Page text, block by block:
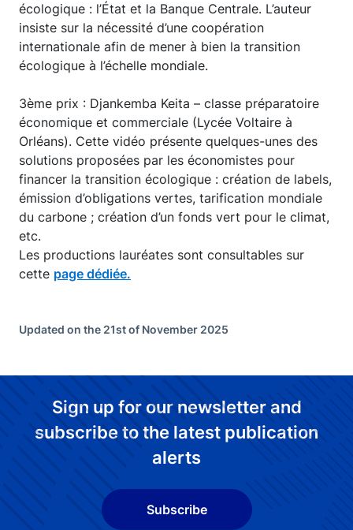
écologique : l’État et la Banque Centrale. L’auteur
insiste sur la nécessité d’une coopération
internationale afin de mener à bien la transition
écologique à l’échelle mondiale.
3ème prix : Djankemba Keita – classe préparatoire
économique et commerciale (Lycée Voltaire à
Orléans). Cette vidéo présente quelques-unes des
solutions proposées par les économistes pour
financer la transition écologique : création de labels,
émission d’obligations vertes, tarification mondiale
du carbone ; création d’un fonds vert pour le climat,
etc.
Les productions lauréates sont consultables sur
cette page dédiée.
Updated on the 21st of November 2025
Sign up for our newsletter and
subscribe to the latest publication
alerts
Subscribe